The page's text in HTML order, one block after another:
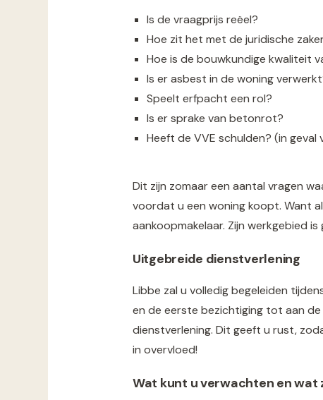
Is de vraagprijs reëel?
Hoe zit het met de juridische
Hoe is de bouwkundige kwaliteit
Is er asbest in de woning
Speelt erfpacht een rol?
Is er sprake van betonrot?
Heeft de VVE schulden? (in
Dit zijn zomaar een aantal vragen
voordat u een woning koopt. Want
aankoopmakelaar. Zijn werkgebied
Uitgebreide dienstverlening
Libbe zal u volledig begeleiden
en de eerste bezichtiging tot aan
dienstverlening. Dit geeft u rust,
in overvloed!
Wat kunt u verwachten en wat